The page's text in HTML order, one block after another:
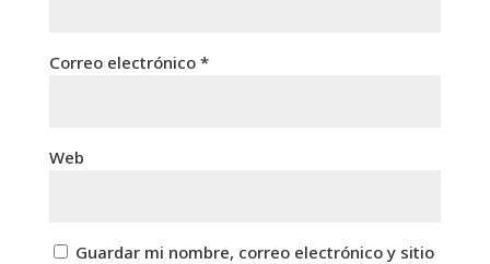
Correo electrónico *
Web
Guardar mi nombre, correo electrónico y sitio